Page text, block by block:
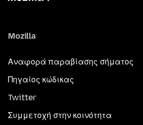
Mozilla
Αναφορά παραβίασης σήματος
Πηγαίος κώδικας
Twitter
Συμμετοχή στην κοινότητα